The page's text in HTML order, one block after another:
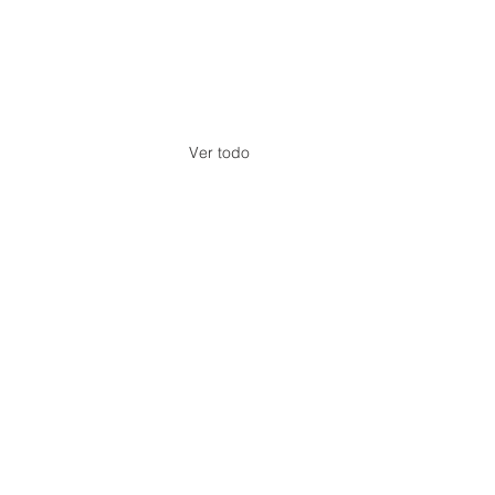
Ver todo